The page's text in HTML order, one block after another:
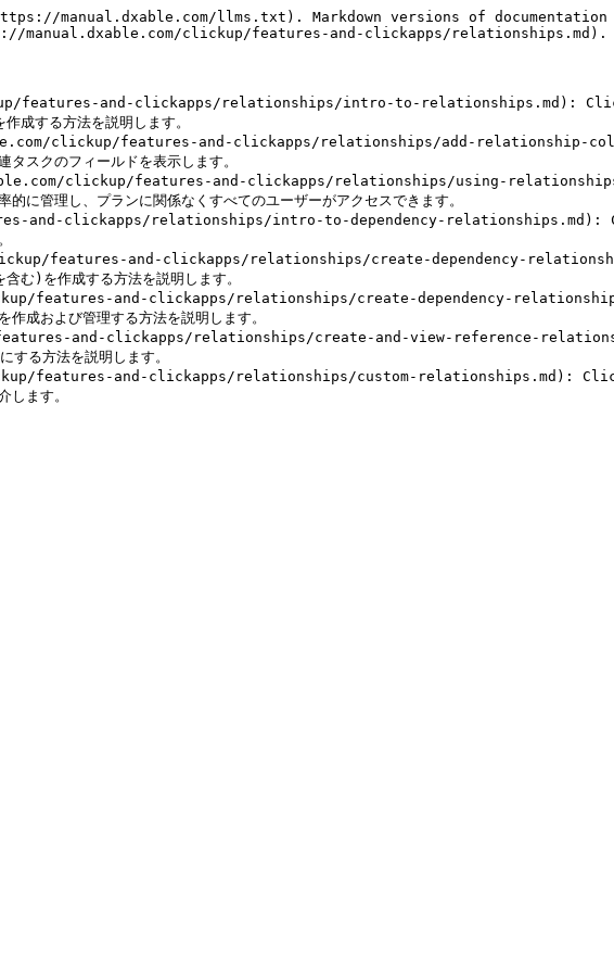
manual.dxable.com/llms.txt). Markdown versions of documentation
manual.dxable.com/clickup/features-and-clickapps/relationships.md).
features-and-clickapps/relationships/intro-to-relationships.md): ClickUpマ
する方法を説明します。
clickup/features-and-clickapps/relationships/add-relationship-
スクのフィールドを表示します。
clickup/features-and-clickapps/relationships/using-
に管理し、プランに関係なくすべてのユーザーがアクセスできます。
clickapps/relationships/intro-to-dependency-relationships.md): ClickUp
features-and-clickapps/relationships/create-dependency-
む)を作成する方法を説明します。
features-and-clickapps/relationships/create-dependency-
成および管理する方法を説明します。
and-clickapps/relationships/create-and-view-reference-
する方法を説明します。
features-and-clickapps/relationships/custom-relationships.md): ClickUpマ